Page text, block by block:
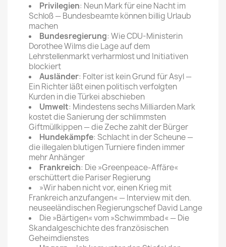
Privilegien: Neun Mark für eine Nacht im
Schloß — Bundesbeamte können billig Urlaub
machen
Bundesregierung: Wie CDU-Ministerin
Dorothee Wilms die Lage auf dem
Lehrstellenmarkt verharmlost und Initiativen
blockiert
Ausländer: Folter ist kein Grund für Asyl —
Ein Richter läßt einen politisch verfolgten
Kurden in die Türkei abschieben
Umwelt: Mindestens sechs Milliarden Mark
kostet die Sanierung der schlimmsten
Giftmüllkippen — die Zeche zahlt der Bürger
Hundekämpfe: Schlacht in der Scheune —
die illegalen blutigen Turniere finden immer
mehr Anhänger
Frankreich: Die »Greenpeace-Affäre«
erschüttert die Pariser Regierung
»Wir haben nicht vor, einen Krieg mit
Frankreich anzufangen« — Interview mit den.
neuseeländischen Regierungschef David Lange
Die »Bärtigen« vom »Schwimmbad« — Die
Skandalgeschichte des französischen
Geheimdienstes